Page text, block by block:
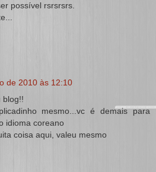
possível rsrsrsrs.
de 2010 às 12:10
blog!!
mesmo...vc é demais para
idioma coreano
coisa aqui, valeu mesmo